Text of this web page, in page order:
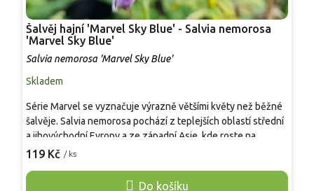
Šalvěj hajní 'Marvel Sky Blue' - Salvia nemorosa
'Marvel Sky Blue'
Salvia nemorosa 'Marvel Sky Blue'
Skladem
119 Kč / ks
Do košíku
Série Marvel se vyznačuje výrazně většími květy než běžné
šalvěje. Salvia nemorosa pochází z teplejších oblastí střední
a jihovýchodní Evropy a ze západní Asie, kde roste na
slunných kamenitých a travnatých stanovištích s dobrou
Perennials a v EU je chráněn. Tvoří husté trsy vysoké 35–45